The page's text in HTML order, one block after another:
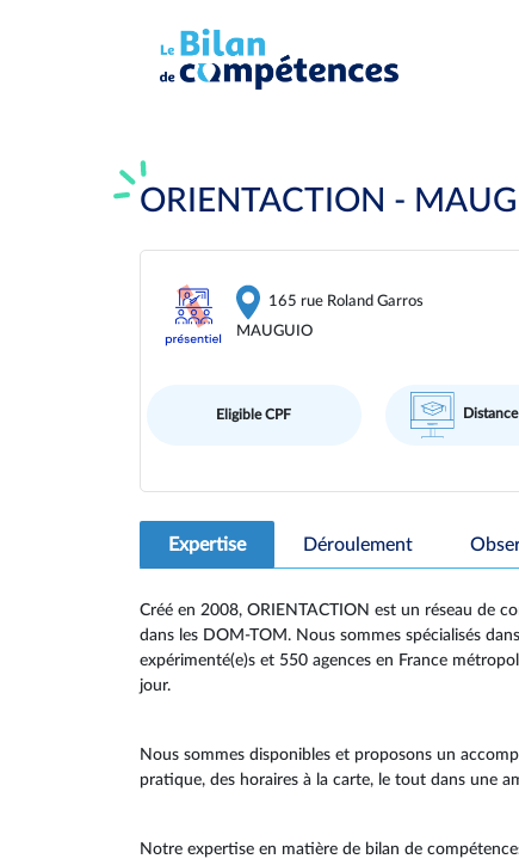
ORIENTACTION -
165 rue Roland Garros
MAUGUIO
Eligible CPF
Expertise Déroulement
Créé en 2008, ORIENTACTION est un réseau de
dans les DOM-TOM. Nous sommes spécialisés
expérimenté(e)s et 550 agences en France
jour.
Nous sommes disponibles et proposons un
pratique, des horaires à la carte, le tout dans une
Notre expertise en matière de bilan de